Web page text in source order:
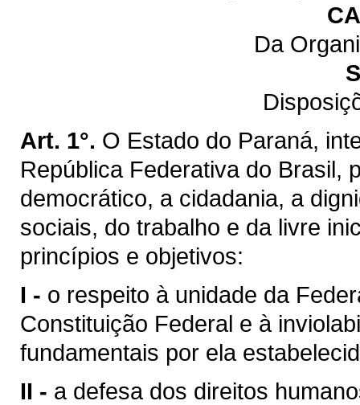
Da
Art. 1°. O Estado do Paraná,
República Federativa do Brasil,
democrático, a cidadania, a
sociais, do trabalho e da livre
princípios e objetivos:
I - o respeito à unidade da
Constituição Federal e à
fundamentais por ela
II - a defesa dos direitos